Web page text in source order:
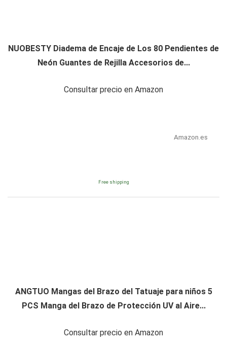
NUOBESTY Diadema de Encaje de Los 80 Pendientes de
Neón Guantes de Rejilla Accesorios de...
Consultar precio en Amazon
Amazon.es
Free shipping
ANGTUO Mangas del Brazo del Tatuaje para niños 5
PCS Manga del Brazo de Protección UV al Aire...
Consultar precio en Amazon